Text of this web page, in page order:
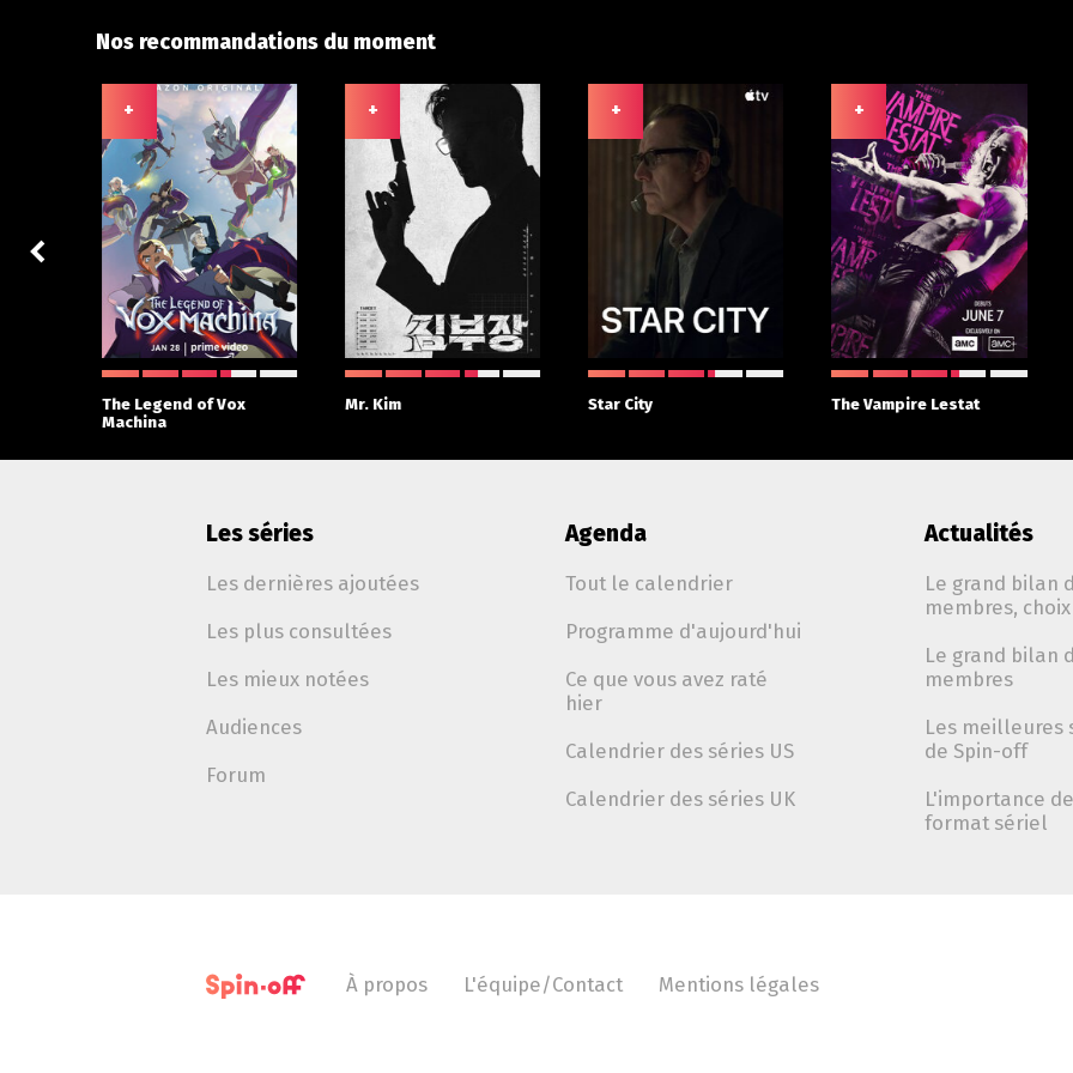
Nos recommandations du moment
+
The Legend of Vox
Machina
+
Mr. Kim
+
Star City
+
The Vampire Lestat
Les séries
Les dernières ajoutées
Les plus consultées
Les mieux notées
Audiences
Forum
Agenda
Tout le calendrier
Programme d'aujourd'hui
Ce que vous avez raté
hier
Calendrier des séries US
Calendrier des séries UK
Actualités
Le grand bilan
membres,
Le grand bilan
membres
Les meilleures
de Spin-off
L'importance
format sériel
À propos L'équipe/Contact Mentions légales